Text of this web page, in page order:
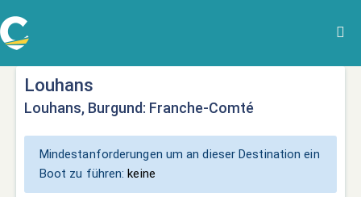
Louhans
Louhans, Burgund: Franche-Comté
Mindestanforderungen um an dieser Destination ein
Boot zu führen:keine